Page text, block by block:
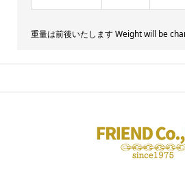
重量は前後いたします Weight will be